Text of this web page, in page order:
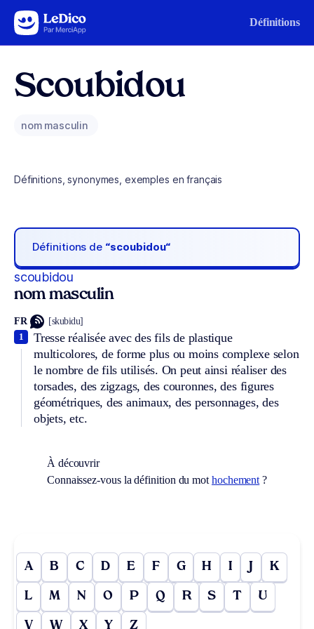
Aller au contenu Définitions
Scoubidou
nom masculin
Définitions, synonymes, exemples en français
Définitions de “scoubidou“
scoubidou
nom masculin
FR [skubidu]
Tresse réalisée avec des fils de plastique
multicolores, de forme plus ou moins complexe selon
le nombre de fils utilisés. On peut ainsi réaliser des
torsades, des zigzags, des couronnes, des figures
géométriques, des animaux, des personnages, des
objets, etc.
1
À découvrir
Connaissez-vous la définition du mot hochement ?
A B C D E F G H I J K
L M N O P Q R S T U
V W X Y Z